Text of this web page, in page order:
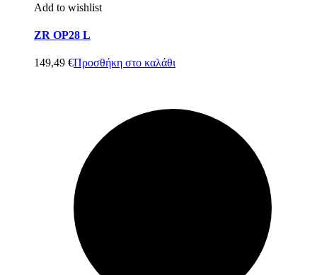
Add to wishlist
ZR OP28 L
149,49 €Προσθήκη στο καλάθι